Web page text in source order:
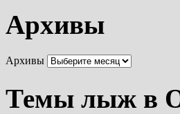
Архивы
Архивы
Темы лыж в